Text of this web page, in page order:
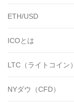
ETH/USD
ICOとは
LTC（ライトコイン
NYダウ（CFD）